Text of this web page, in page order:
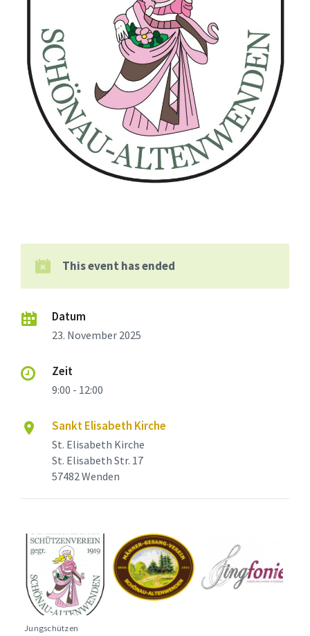
This event has ended
Datum
23. November 2025
Zeit
9:00 - 12:00
Sankt Elisabeth Kirche
St. Elisabeth Kirche
St. Elisabeth Str. 17
57482 Wenden
Jungschützen